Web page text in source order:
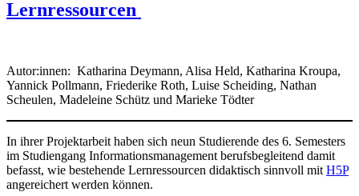
Lernressourcen
Autor:innen: Katharina Deymann, Alisa Held, Katharina Kroupa,
Yannick Pollmann, Friederike Roth, Luise Scheiding, Nathan
Scheulen, Madeleine Schütz und Marieke Tödter
In ihrer Projektarbeit haben sich neun Studierende des 6. Semesters
im Studiengang Informationsmanagement berufsbegleitend damit
befasst, wie bestehende Lernressourcen didaktisch sinnvoll mit H5P
angereichert werden können.